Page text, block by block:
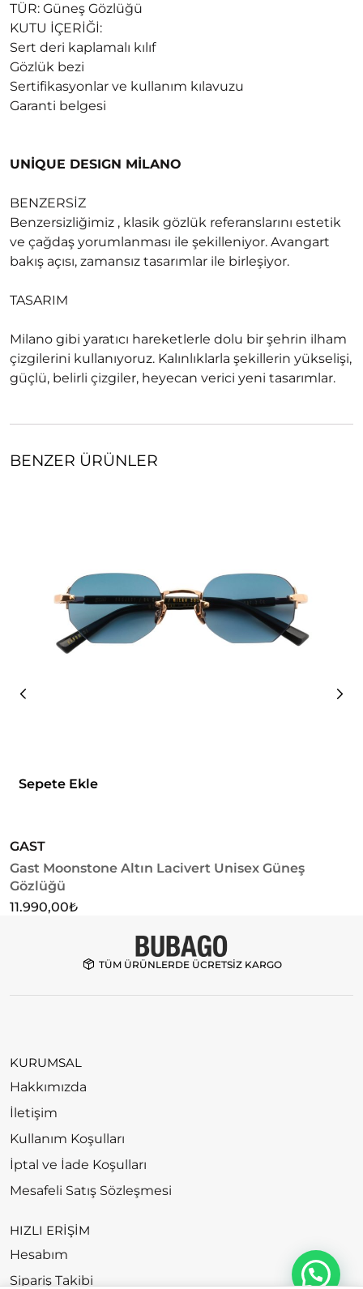
TÜR: Güneş Gözlüğü
KUTU İÇERİĞİ:
Sert deri kaplamalı kılıf
Gözlük bezi
Sertifikasyonlar ve kullanım kılavuzu
Garanti belgesi
UNİQUE DESIGN MİLANO
BENZERSİZ
Benzersizliğimiz , klasik gözlük referanslarını estetik
ve çağdaş yorumlanması ile şekilleniyor. Avangart
bakış açısı, zamansız tasarımlar ile birleşiyor.
TASARIM
Milano gibi yaratıcı hareketlerle dolu bir şehrin ilham
çizgilerini kullanıyoruz. Kalınlıklarla şekillerin yükselişi,
güçlü, belirli çizgiler, heyecan verici yeni tasarımlar.
BENZER ÜRÜNLER
Sepete Ekle
GAST
Gast Moonstone Altın Lacivert Unisex Güneş
Gözlüğü
11.990,00₺
TÜM ÜRÜNLERDE ÜCRETSİZ KARGO
KURUMSAL
Hakkımızda
İletişim
Kullanım Koşulları
İptal ve İade Koşulları
Mesafeli Satış Sözleşmesi
HIZLI ERİŞİM
Hesabım
Sipariş Takibi